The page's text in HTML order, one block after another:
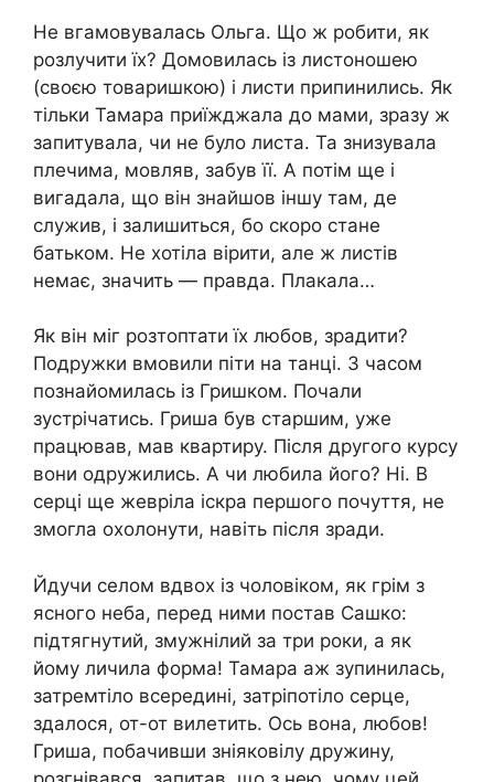
Не вгамовувалась Ольга. Що ж робити, як
розлучити їх? Домовилась із листоношею
(своєю товаришкою) і листи припинились. Як
тільки Тамара приїжджала до мами, зразу ж
запитувала, чи не було листа. Та знизувала
плечима, мовляв, забув її. А потім ще і
вигадала, що він знайшов іншу там, де
служив, і залишиться, бо скоро стане
батьком. Не хотіла вірити, але ж листів
немає, значить — правда. Плакала…
Як він міг розтоптати їх любов, зpадити?
Подружки вмовили піти на танці. З часом
познайомилась із Гришком. Почали
зустрічатись. Гриша був старшим, уже
працював, мав квартиру. Після другого курсу
вони одружились. А чи любила його? Ні. В
серці ще жевріла іскра першого почуття, не
змогла охолонути, навіть після зpади.
Йдучи селом вдвох із чоловіком, як грім з
ясного неба, перед ними постав Сашко:
підтягнутий, змужнілий за три роки, а як
йому личила форма! Тамара аж зупинилась,
затремтіло всередині, затріпотіло серце,
здалося, от-от вилетить. Ось вона, любов!
Гриша, побачивши зніяковілу дружину,